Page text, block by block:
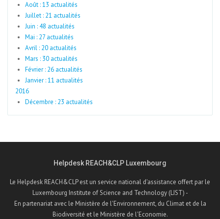
Août : 13 actualités
Juillet : 21 actualités
Juin : 48 actualités
Mai : 27 actualités
Avril : 20 actualités
Mars : 30 actualités
Février : 26 actualités
Janvier : 11 actualités
2016
Décembre : 23 actualités
Helpdesk REACH&CLP Luxembourg
Le Helpdesk REACH&CLP est un service national d'assistance offert par le
Luxembourg Institute of Science and Technology (LIST) -
En partenariat avec le Ministère de l'Environnement, du Climat et de la
Biodiversité et le Ministère de l'Economie.